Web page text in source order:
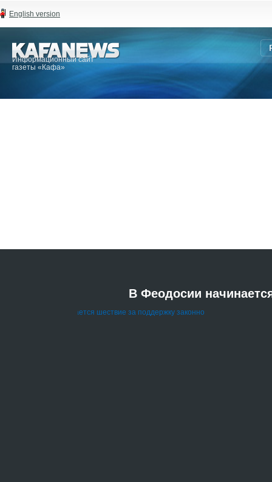
English version
Информационный сайт
газеты «Кафа»
В Феодосии